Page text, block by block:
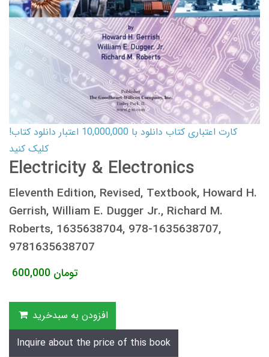
کارت اعتباری کتاب دانلود با 10,000,000 اعتبار دانلود کتاب!
کلیک کنید
Electricity & Electronics
Eleventh Edition, Revised, Textbook, Howard H.
Gerrish, William E. Dugger Jr., Richard M.
Roberts, 1635638704, 978-1635638707,
9781635638707
600,000 تومان
افزودن به سبدخرید
Inquire about the price of this book